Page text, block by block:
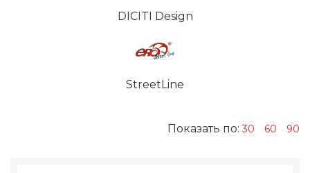
DICITI Design
StreetLine
Показать по:30 60 90